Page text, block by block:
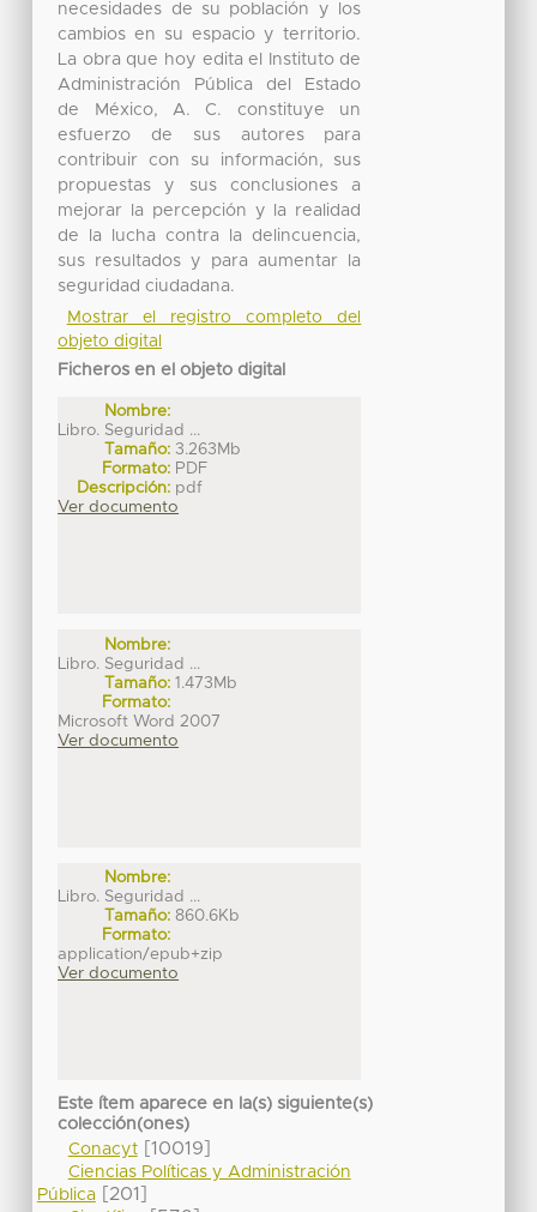
necesidades de su población y los
cambios en su espacio y territorio.
La obra que hoy edita el Instituto de
Administración Pública del Estado
de México, A. C. constituye un
esfuerzo de sus autores para
contribuir con su información, sus
propuestas y sus conclusiones a
mejorar la percepción y la realidad
de la lucha contra la delincuencia,
sus resultados y para aumentar la
seguridad ciudadana.
Mostrar el registro completo del
objeto digital
Ficheros en el objeto digital
Nombre:
Libro. Seguridad ...
Tamaño: 3.263Mb
Formato: PDF
Descripción: pdf
Ver documento
Nombre:
Libro. Seguridad ...
Tamaño: 1.473Mb
Formato:
Microsoft Word 2007
Ver documento
Nombre:
Libro. Seguridad ...
Tamaño: 860.6Kb
Formato:
application/epub+zip
Ver documento
Este ítem aparece en la(s) siguiente(s)
colección(ones)
Conacyt[10019]
Ciencias Políticas y Administración
Pública[201]